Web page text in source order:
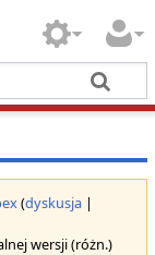
(dyskusja|
wersji (różn.)